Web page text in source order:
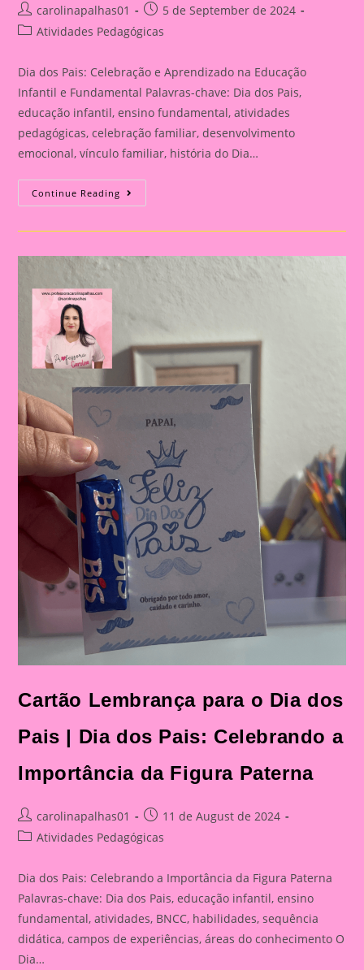
Post
author:
carolinapalhas01
Post
published:
5 de September de 2024
PostAtividades Pedagógicas
Dia dos Pais: Celebração e Aprendizado na Educação
Infantil e Fundamental Palavras-chave: Dia dos Pais,
educação infantil, ensino fundamental, atividades
pedagógicas, celebração familiar, desenvolvimento
emocional, vínculo familiar, história do Dia…
Continue Reading Atividade
Para
Dia
Dia
Aprendizado
Educação
Infantil
Fundamental
Cartão Lembrança para o Dia dos
Pais | Dia dos Pais: Celebrando a
Importância da Figura Paterna
Post
author:
carolinapalhas01
Post
published:
11 de August de 2024
PostAtividades Pedagógicas
Dia dos Pais: Celebrando a Importância da Figura Paterna
Palavras-chave: Dia dos Pais, educação infantil, ensino
fundamental, atividades, BNCC, habilidades, sequência
didática, campos de experiências, áreas do conhecimento O
Dia…